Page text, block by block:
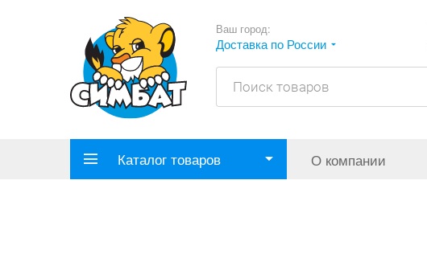
Ваш город:
Доставка по России
Каталог товаров О компании